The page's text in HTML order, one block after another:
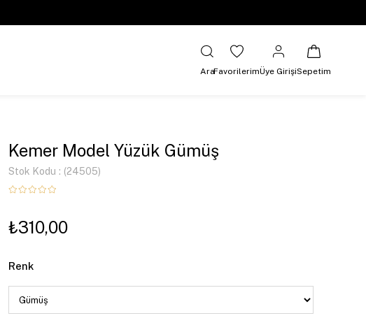
AraFavorilerimÜye GirişiSepetim
Kemer Model Yüzük Gümüş
Stok Kodu (24505)
₺310,00
Renk